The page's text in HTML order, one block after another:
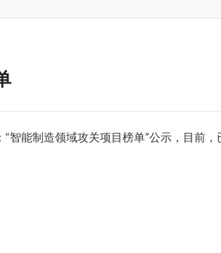
智能制造领域攻关项目榜单”公示，目前